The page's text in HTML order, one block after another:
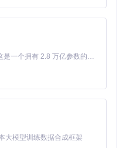
要。
）
Kimi K3 是Kimi能力最强的模型：这是一个拥有 2.8 万亿参数的混合专家（MoE）模型，具备原生视觉理解能力，并支持 100 万 token 的上下文窗口。
大模型训练数据合成框架